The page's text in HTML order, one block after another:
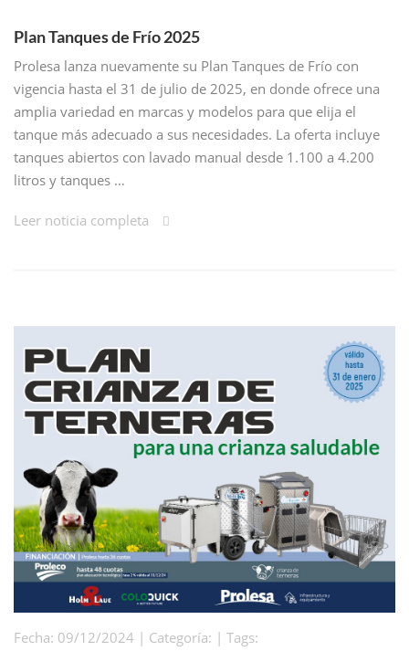
Plan Tanques de Frío 2025
Prolesa lanza nuevamente su Plan Tanques de Frío con
vigencia hasta el 31 de julio de 2025, en donde ofrece una
amplia variedad en marcas y modelos para que elija el
tanque más adecuado a sus necesidades. La oferta incluye
tanques abiertos con lavado manual desde 1.100 a 4.200
litros y tanques …
Leer noticia completa
Fecha: 09/12/2024 | Categoría: | Tags: